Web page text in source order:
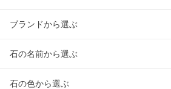
ブランドから選ぶ
石の名前から選ぶ
石の色から選ぶ